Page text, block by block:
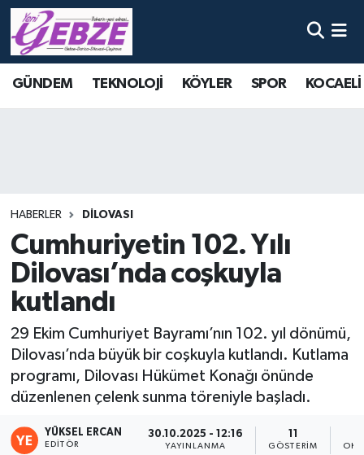
GÜNDEM TEKNOLOJİ KÖYLER SPOR
HABERLER DİLOVASI
Cumhuriyetin 102. Yılı
Dilovası’nda coşkuyla
kutlandı
29 Ekim Cumhuriyet Bayramı’nın 102. yıl dönümü,
Dilovası’nda büyük bir coşkuyla kutlandı. Kutlama
programı, Dilovası Hükümet Konağı önünde
düzenlenen çelenk sunma töreniyle başladı.
YÜKSEL ERCAN
EDITÖR
30.10.2025 - 12:16
YAYINLANMA GÖSTERIM
Nöbetçi Eczaneler
Tüm Manşetler
Son Dakika Haberleri
Haber Arşivi